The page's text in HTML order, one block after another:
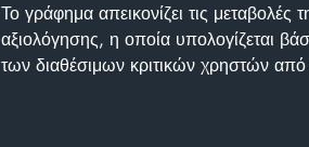
Το γράφημα απεικονίζει τις μεταβολές
αξιολόγησης, η οποία υπολογίζεται
των διαθέσιμων κριτικών χρηστών από